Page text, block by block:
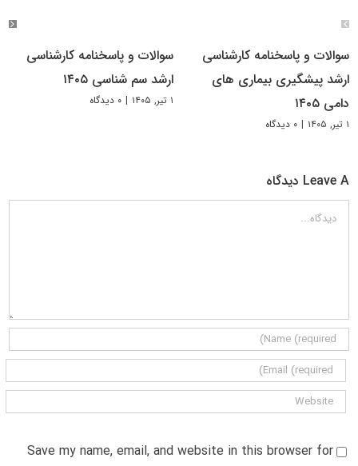
سوالات و پاسخنامه کارشناسی
ارشد پیشگیری بیماری های
دامی ۱۴۰۵
۱ تیر, ۱۴۰۵ | ۰ دیدگاه
سوالات و پاسخنامه کارشناسی
ارشد سم شناسی ۱۴۰۵
۱ تیر, ۱۴۰۵ | ۰ دیدگاه
Leave A دیدگاه
دیدگاه
Save my name, email, and website in this browser for